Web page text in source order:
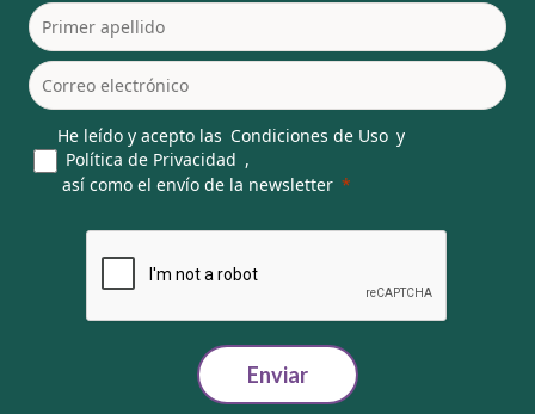
He leído y acepto las Condiciones de Uso y
Política de Privacidad ,
así como el envío de la newsletter
Enviar